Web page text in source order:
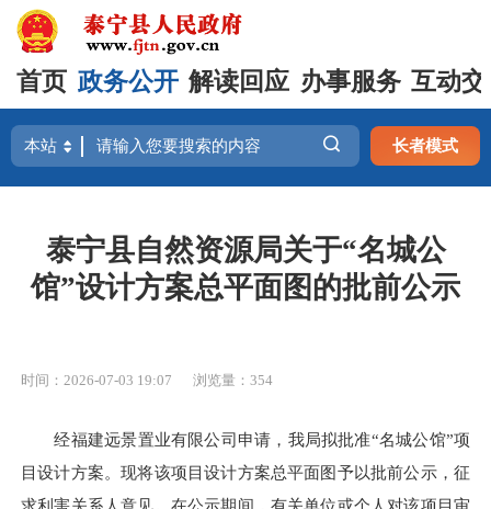
首页 政务公开 解读回应 办事服务 互动
长者模式
泰宁县自然资源局关于“名城公
馆”设计方案总平面图的批前公示
时间：2026-07-03 19:07 浏览量：354
经福建远景置业有限公司申请，我局拟批准“名城公馆”项
目设计方案。现将该项目设计方案总平面图予以批前公示，征